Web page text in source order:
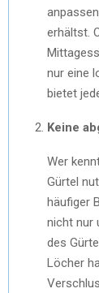
erhältst.
nur eine
bietet
Keine
Wer
Gürtel
häufiger
nicht nur
des
Löcher